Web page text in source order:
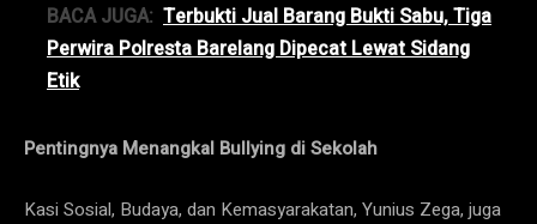
BACA JUGA: Terbukti Jual Barang Bukti Sabu, Tiga
Perwira Polresta Barelang Dipecat Lewat Sidang
Etik
Pentingnya Menangkal Bullying di Sekolah
Kasi Sosial, Budaya, dan Kemasyarakatan, Yunius Zega, juga